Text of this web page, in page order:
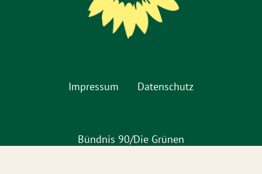
Impressum Datenschutz
Bündnis 90/Die Grünen